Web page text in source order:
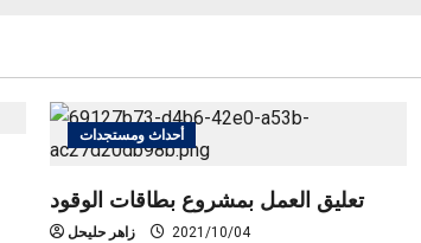
أحداث ومستجدات
تعليق العمل بمشروع بطاقات الوقود
زاهر حليحل 2021/10/04